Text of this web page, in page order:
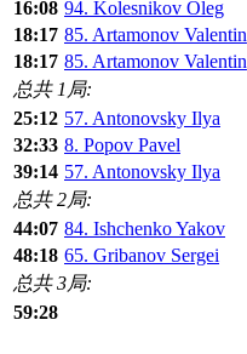
16:08 94. Kolesnikov Oleg
18:17 85. Artamonov Valentin
18:17 85. Artamonov Valentin
总共 1局:
25:12 57. Antonovsky Ilya
32:33 8. Popov Pavel
39:14 57. Antonovsky Ilya
总共 2局:
44:07 84. Ishchenko Yakov
48:18 65. Gribanov Sergei
总共 3局:
59:28